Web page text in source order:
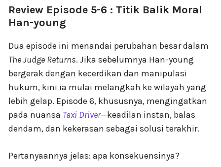
Review Episode 5-6 : Titik Balik Moral
Han-young
Dua episode ini menandai perubahan besar dalam
The Judge Returns. Jika sebelumnya Han-young
bergerak dengan kecerdikan dan manipulasi
hukum, kini ia mulai melangkah ke wilayah yang
lebih gelap. Episode 6, khususnya, mengingatkan
pada nuansa Taxi Driver—keadilan instan, balas
dendam, dan kekerasan sebagai solusi terakhir.
Pertanyaannya jelas: apa konsekuensinya?